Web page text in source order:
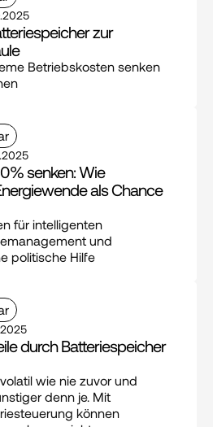
zur
Betriebskosten senken
senken: Wie
als Chance
für intelligenten
und
politische Hilfe
durch Batterie­speicher
wie nie zuvor und
denn je. Mit
können